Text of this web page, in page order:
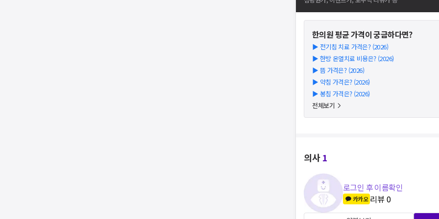
한의원평균 가격이 궁금하다면?
▶ 전기침 치료 가격은? (2026)
▶ 한방 온열치료 비용은? (2026)
▶ 뜸 가격은? (2026)
▶ 약침 가격은? (2026)
▶ 봉침 가격은? (2026)
전체보기
의사1
로그인 후 이름확인
카카오 리뷰0